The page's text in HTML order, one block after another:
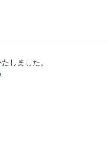
しました。